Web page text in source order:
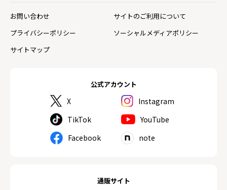
公式アカウント
X
Instagram
TikTok
YouTube
Facebook
note
通販サイト
お問い合わせ
サイトのご利用について
プライバシーポリシー
ソーシャルメディアポリシー
サイトマップ